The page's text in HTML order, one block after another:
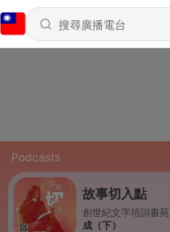
Podcasts
故事切入點
創世紀文字培訓書苑
成（下）